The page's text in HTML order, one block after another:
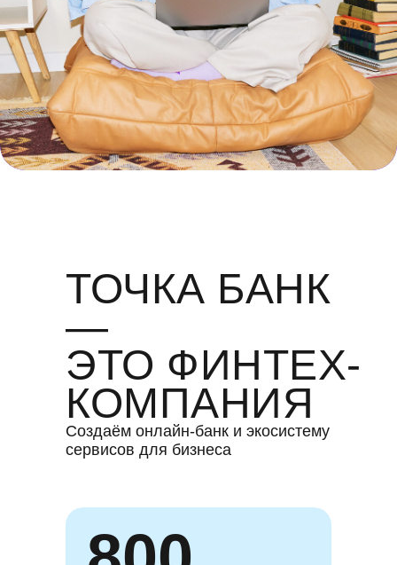
ТОЧКА БАНК
—
ЭТО ФИНТЕХ-
КОМПАНИЯ
Создаём онлайн-банк и экосистему
сервисов для бизнеса